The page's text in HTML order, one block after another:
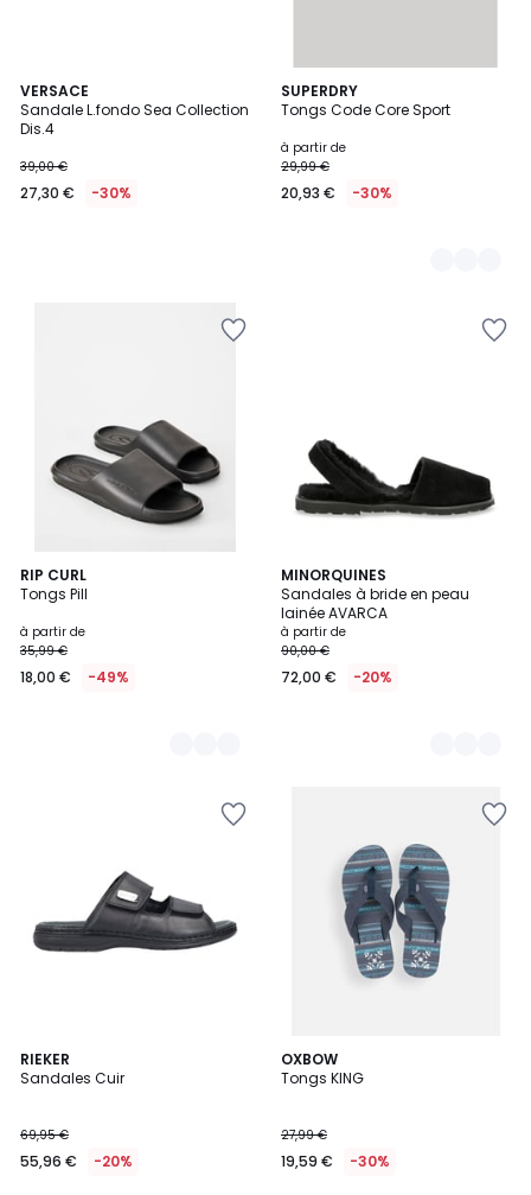
VERSACE
Sandale L.fondo Sea Collection
Dis.4
39,00 €
27,30 € -30%
SUPERDRY
Tongs Code Core Sport
à partir de
29,99 €
20,93 € -30%
3
Couleurs
RIP CURL
Tongs Pill
à partir de
35,99 €
18,00 € -49%
2
Couleurs
MINORQUINES
Sandales à bride en peau
lainée AVARCA
à partir de
90,00 €
72,00 € -20%
5
Couleurs
RIEKER
Sandales Cuir
69,95 €
55,96 € -20%
OXBOW
Tongs KING
27,99 €
19,59 € -30%